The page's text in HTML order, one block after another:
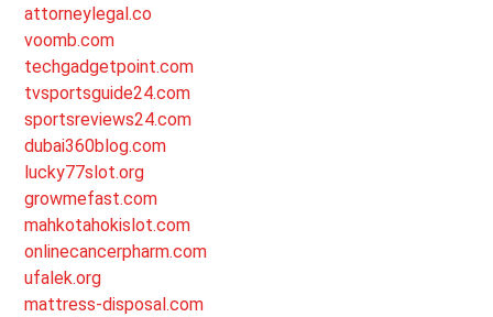
attorneylegal.co
voomb.com
techgadgetpoint.com
tvsportsguide24.com
sportsreviews24.com
dubai360blog.com
lucky77slot.org
growmefast.com
mahkotahokislot.com
onlinecancerpharm.com
ufalek.org
mattress-disposal.com